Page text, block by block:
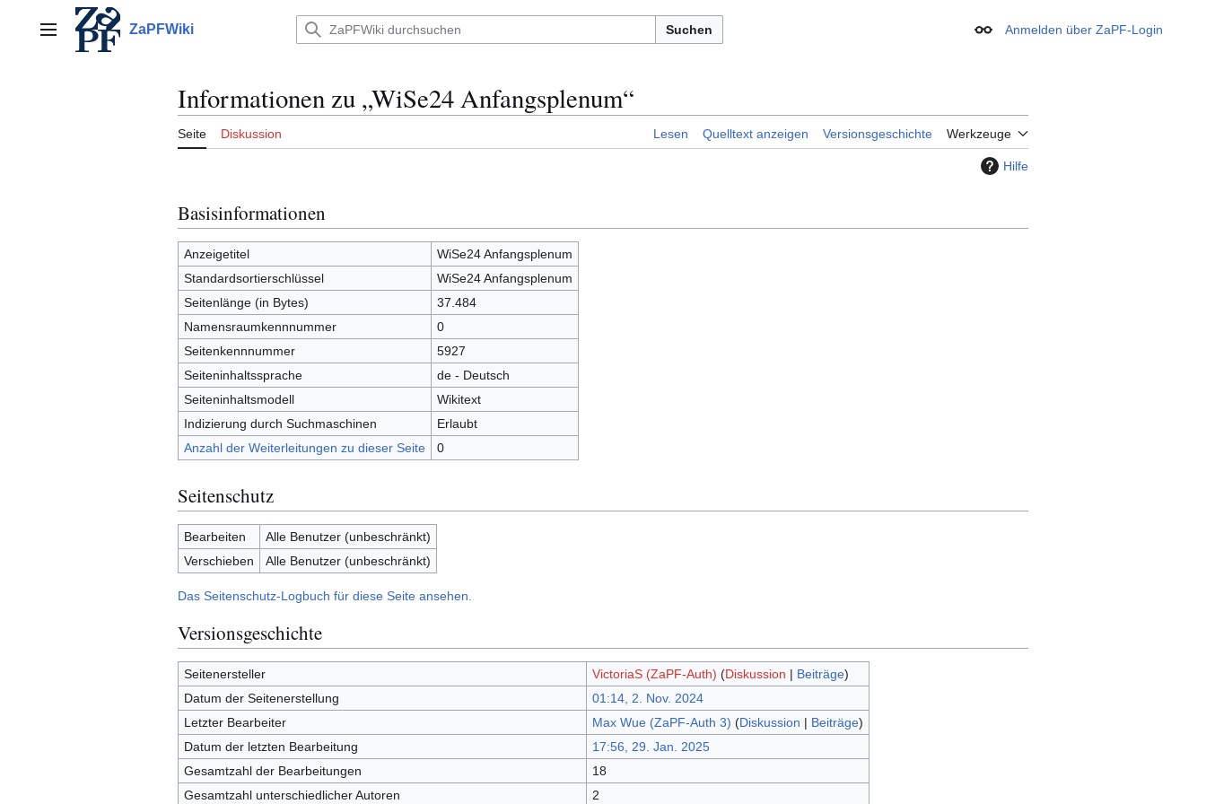
springenHauptmenü ZaPFWiki Suchen Erscheinungsbild
Anmelden über ZaPF-Login
Informationen zu „WiSe24 Anfangsplenum“
Seite Diskussion Lesen Quelltext anzeigen Versionsgeschichte Werkzeuge
Hilfe
Basisinformationen
Anzeigetitel
WiSe24 Anfangsplenum
Standardsortierschlüssel
WiSe24 Anfangsplenum
Seitenlänge (in Bytes)
37.484
Namensraumkennnummer
0
Seitenkennnummer
5927
Seiteninhaltssprache
de - Deutsch
Seiteninhaltsmodell
Wikitext
Indizierung durch Suchmaschinen
Erlaubt
Anzahl der Weiterleitungen zu dieser Seite
0
Seitenschutz
Bearbeiten
Alle Benutzer (unbeschränkt)
Verschieben
Alle Benutzer (unbeschränkt)
Das Seitenschutz-Logbuch für diese Seite ansehen.
Versionsgeschichte
Seitenersteller VictoriaS (ZaPF-Auth) (Diskussion | Beiträge)
Datum der Seitenerstellung
01:14, 2. Nov. 2024
Letzter Bearbeiter
Max Wue (ZaPF-Auth 3) (Diskussion | Beiträge)
Datum der letzten Bearbeitung
17:56, 29. Jan. 2025
Gesamtzahl der Bearbeitungen
18
Gesamtzahl unterschiedlicher Autoren
2